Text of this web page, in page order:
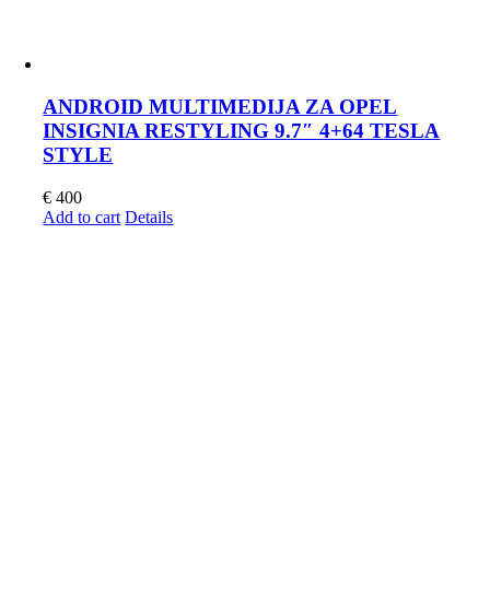
ANDROID MULTIMEDIJA ZA OPEL
INSIGNIA RESTYLING 9.7″ 4+64 TESLA
STYLE
€ 400
Add to cart Details